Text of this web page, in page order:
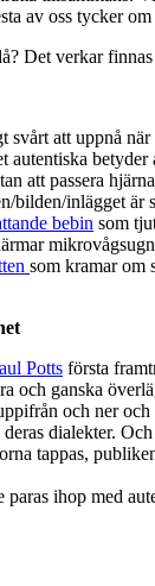
av oss tycker om
Det verkar finnas
att uppnå när
autentiska
att passera
bilden/inlägget är
bebin som
som kramar om
Potts första
och ganska
och ner
dialekter.
tappas,
paras ihop med